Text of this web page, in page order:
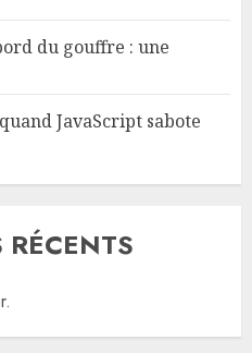
du gouffre : une
JavaScript sabote